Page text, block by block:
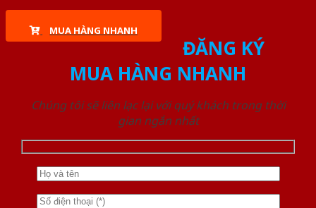
MUA HÀNG NHANH
ĐĂNG KÝ
MUA HÀNG NHANH
Chúng tôi sẽ liên lạc lại với quý khách trong thời
gian ngắn nhất